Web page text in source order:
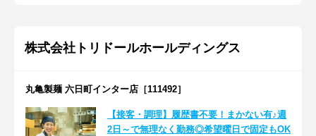
株式会社トリドールホールディングス
丸亀製麺 六日町インター店［111492］
【接客・調理】履歴書不要！まかない有♪週
2日～で無理なく勤務◎希望曜日で固定もOK